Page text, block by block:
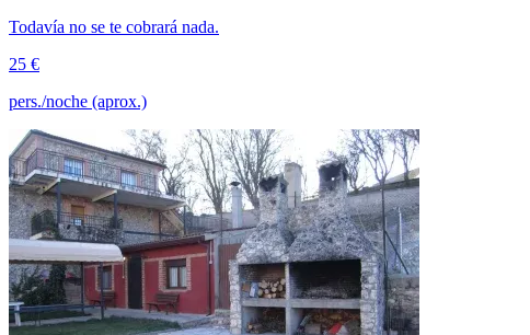
Todavía no se te cobrará nada.
25 €
pers./noche (aprox.)